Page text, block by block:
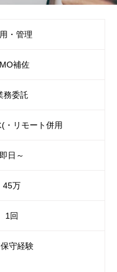
・管理
補佐
務委託
・リモート併用
即日～
45万
1回
守経験